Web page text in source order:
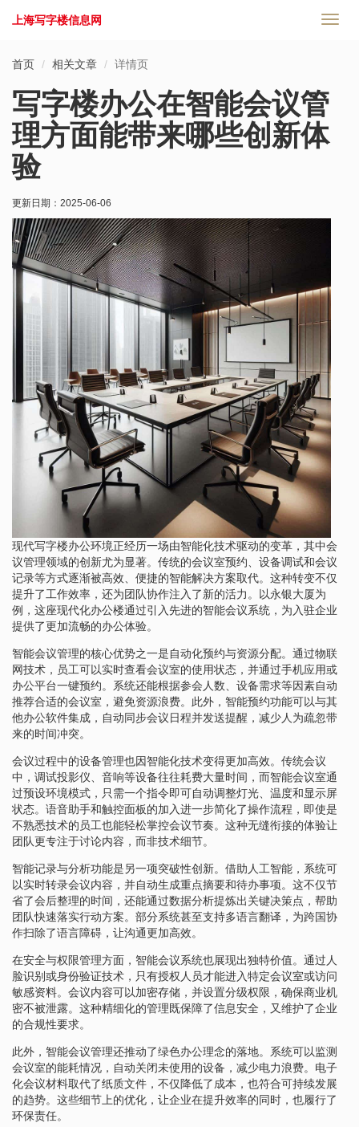
切
上海写字楼信息网
首页 相关文章 详情页
写字楼办公在智能会议管
理方面能带来哪些创新体
验
更新日期： 2025-06-06
现代写字楼办公环境正经历一场由智能化技术驱动的变革，其中会
议管理领域的创新尤为显著。传统的会议室预约、设备调试和会议
记录等方式逐渐被高效、便捷的智能解决方案取代。这种转变不仅
提升了工作效率，还为团队协作注入了新的活力。以永银大厦为
例，这座现代化办公楼通过引入先进的智能会议系统，为入驻企业
提供了更加流畅的办公体验。
智能会议管理的核心优势之一是自动化预约与资源分配。通过物联
网技术，员工可以实时查看会议室的使用状态，并通过手机应用或
办公平台一键预约。系统还能根据参会人数、设备需求等因素自动
推荐合适的会议室，避免资源浪费。此外，智能预约功能可以与其
他办公软件集成，自动同步会议日程并发送提醒，减少人为疏忽带
来的时间冲突。
会议过程中的设备管理也因智能化技术变得更加高效。传统会议
中，调试投影仪、音响等设备往往耗费大量时间，而智能会议室通
过预设环境模式，只需一个指令即可自动调整灯光、温度和显示屏
状态。语音助手和触控面板的加入进一步简化了操作流程，即使是
不熟悉技术的员工也能轻松掌控会议节奏。这种无缝衔接的体验让
团队更专注于讨论内容，而非技术细节。
智能记录与分析功能是另一项突破性创新。借助人工智能，系统可
以实时转录会议内容，并自动生成重点摘要和待办事项。这不仅节
省了会后整理的时间，还能通过数据分析提炼出关键决策点，帮助
团队快速落实行动方案。部分系统甚至支持多语言翻译，为跨国协
作扫除了语言障碍，让沟通更加高效。
在安全与权限管理方面，智能会议系统也展现出独特价值。通过人
脸识别或身份验证技术，只有授权人员才能进入特定会议室或访问
敏感资料。会议内容可以加密存储，并设置分级权限，确保商业机
密不被泄露。这种精细化的管理既保障了信息安全，又维护了企业
的合规性要求。
此外，智能会议管理还推动了绿色办公理念的落地。系统可以监测
会议室的能耗情况，自动关闭未使用的设备，减少电力浪费。电子
化会议材料取代了纸质文件，不仅降低了成本，也符合可持续发展
的趋势。这些细节上的优化，让企业在提升效率的同时，也履行了
环保责任。